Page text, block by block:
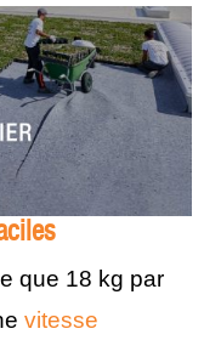
que 18 kg par
vitesse